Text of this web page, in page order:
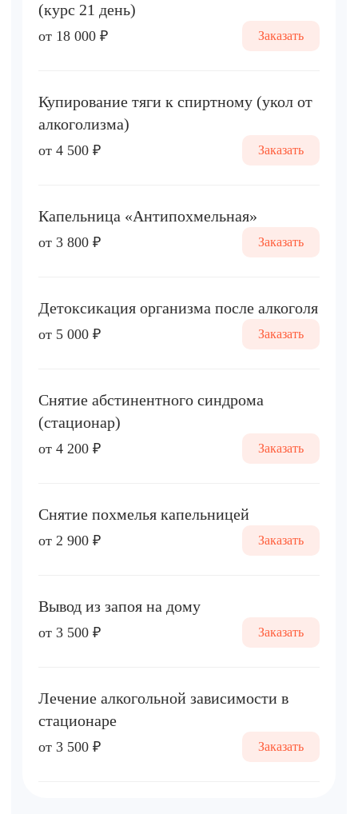
(курс 21 день)
от 18 000 ₽ Заказать
Купирование тяги к спиртному (укол от
алкоголизма)
от 4 500 ₽ Заказать
Капельница «Антипохмельная»
от 3 800 ₽ Заказать
Детоксикация организма после алкоголя
от 5 000 ₽ Заказать
Снятие абстинентного синдрома
(стационар)
от 4 200 ₽ Заказать
Снятие похмелья капельницей
от 2 900 ₽ Заказать
Вывод из запоя на дому
от 3 500 ₽ Заказать
Лечение алкогольной зависимости в
стационаре
от 3 500 ₽ Заказать